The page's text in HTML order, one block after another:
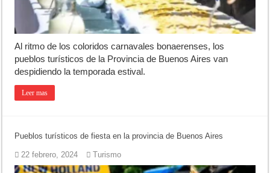
Al ritmo de los coloridos carnavales bonaerenses, los
pueblos turísticos de la Provincia de Buenos Aires van
despidiendo la temporada estival.
Leer mas
Pueblos turísticos de fiesta en la provincia de Buenos Aires
22 febrero, 2024 Turismo